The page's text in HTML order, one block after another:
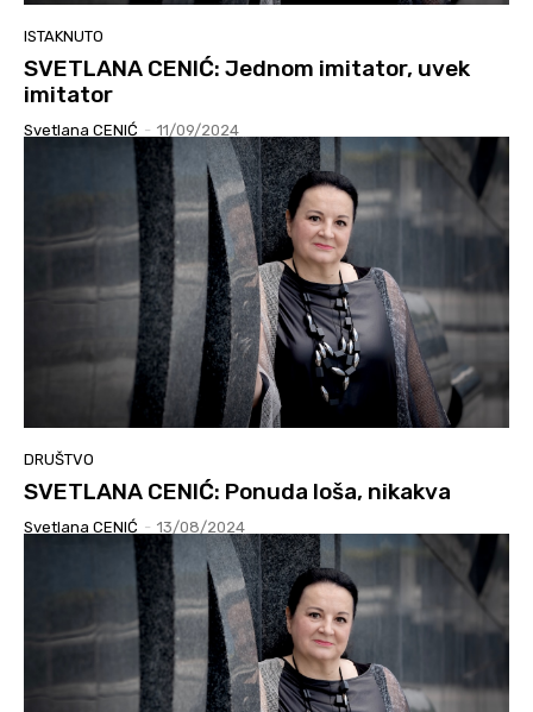
ISTAKNUTO
SVETLANA CENIĆ: Jednom imitator, uvek
imitator
Svetlana CENIĆ - 11/09/2024
DRUŠTVO
SVETLANA CENIĆ: Ponuda loša, nikakva
Svetlana CENIĆ - 13/08/2024